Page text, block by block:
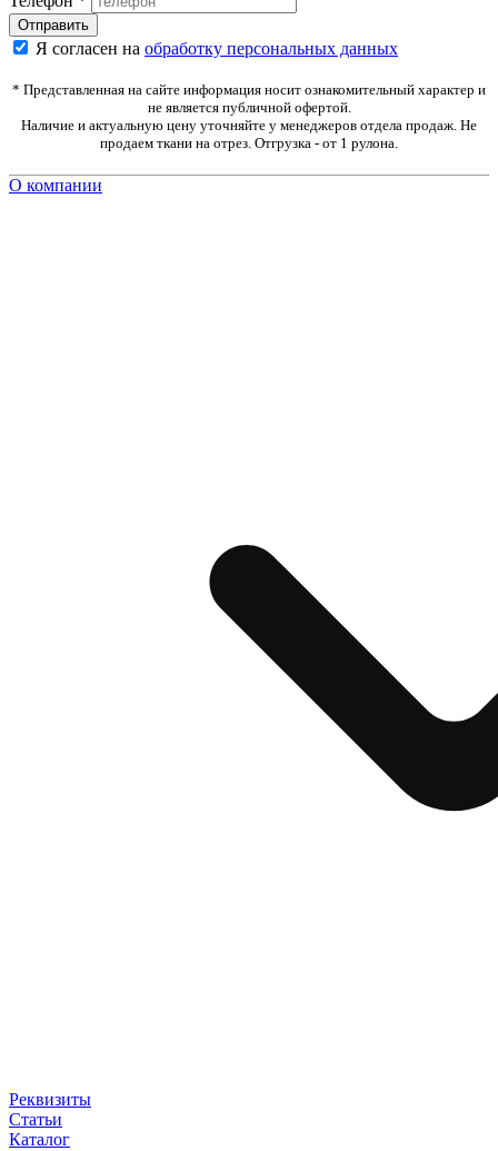
Я согласен на обработку персональных данных
* Представленная на сайте информация носит ознакомительный характер и
не является публичной офертой.
Наличие и актуальную цену уточняйте у менеджеров отдела продаж. Не
продаем ткани на отрез. Отгрузка - от 1 рулона.
О компании
Реквизиты
Статьи
Каталог